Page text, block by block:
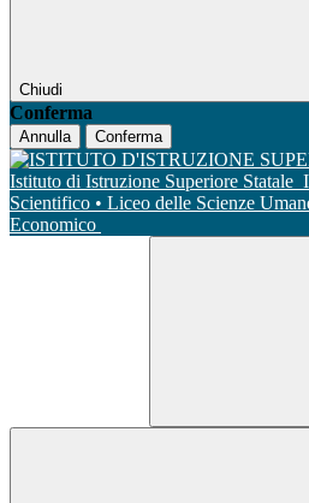
Chiudi
Conferma
Annulla Conferma
Istituto di Istruzione Superiore Statale
Scientifico • Liceo delle Scienze
Economico